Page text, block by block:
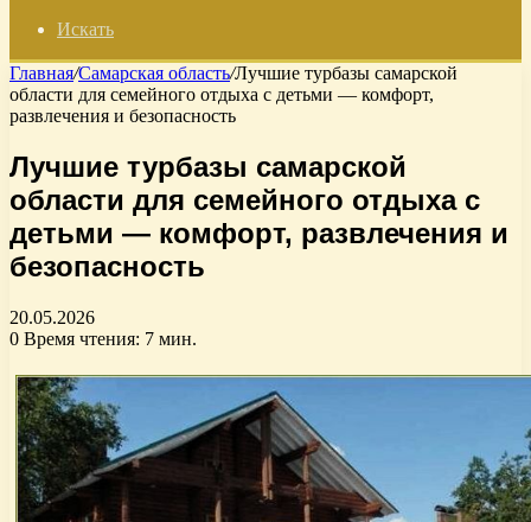
Искать
Главная/Самарская область/Лучшие турбазы самарской
области для семейного отдыха с детьми — комфорт,
развлечения и безопасность
Лучшие турбазы самарской
области для семейного отдыха с
детьми — комфорт, развлечения и
безопасность
20.05.2026
0 Время чтения: 7 мин.